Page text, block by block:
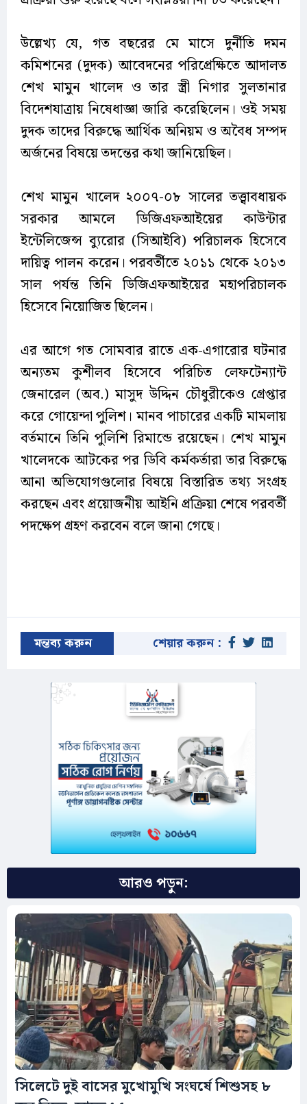
উল্লেখ্য যে, গত বছরের মে মাসে দুর্নীতি দমন
কমিশনের (দুদক) আবেদনের পরিপ্রেক্ষিতে আদালত
শেখ মামুন খালেদ ও তার স্ত্রী নিগার সুলতানার
বিদেশযাত্রায় নিষেধাজ্ঞা জারি করেছিলেন। ওই সময়
দুদক তাদের বিরুদ্ধে আর্থিক অনিয়ম ও অবৈধ সম্পদ
অর্জনের বিষয়ে তদন্তের কথা জানিয়েছিল।
শেখ মামুন খালেদ ২০০৭-০৮ সালের তত্ত্বাবধায়ক
সরকার আমলে ডিজিএফআইয়ের কাউন্টার
ইন্টেলিজেন্স ব্যুরোর (সিআইবি) পরিচালক হিসেবে
দায়িত্ব পালন করেন। পরবর্তীতে ২০১১ থেকে ২০১৩
সাল পর্যন্ত তিনি ডিজিএফআইয়ের মহাপরিচালক
হিসেবে নিয়োজিত ছিলেন।
এর আগে গত সোমবার রাতে এক-এগারোর ঘটনার
অন্যতম কুশীলব হিসেবে পরিচিত লেফটেন্যান্ট
জেনারেল (অব.) মাসুদ উদ্দিন চৌধুরীকেও গ্রেপ্তার
করে গোয়েন্দা পুলিশ। মানব পাচারের একটি মামলায়
বর্তমানে তিনি পুলিশি রিমান্ডে রয়েছেন। শেখ মামুন
খালেদকে আটকের পর ডিবি কর্মকর্তারা তার বিরুদ্ধে
আনা অভিযোগগুলোর বিষয়ে বিস্তারিত তথ্য সংগ্রহ
করছেন এবং প্রয়োজনীয় আইনি প্রক্রিয়া শেষে পরবর্তী
পদক্ষেপ গ্রহণ করবেন বলে জানা গেছে।
মন্তব্য করুন শেয়ার করুন :
আরও পড়ুন:
সিলেটে দুই বাসের মুখোমুখি সংঘর্ষে শিশুসহ ৮